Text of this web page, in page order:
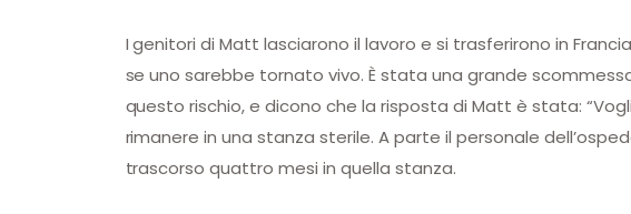
I genitori di Matt lasciarono il lavoro e si trasferirono in
se uno sarebbe tornato vivo. È stata una grande
questo rischio, e dicono che la risposta di Matt è stata:
rimanere in una stanza sterile. A parte il personale
trascorso quattro mesi in quella stanza.